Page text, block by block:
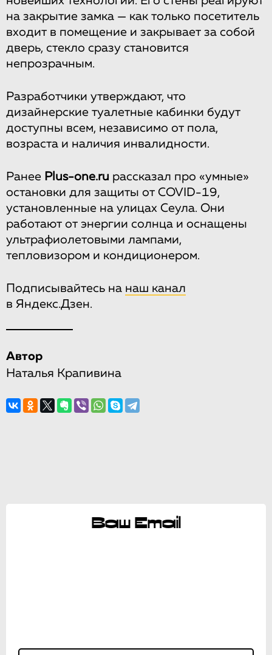
на закрытие замка — как только посетитель
входит в помещение и закрывает за собой
дверь, стекло сразу становится
непрозрачным.
Разработчики утверждают, что
дизайнерские туалетные кабинки будут
доступны всем, независимо от пола,
возраста и наличия инвалидности.
Ранее Plus-one.ru рассказал про «умные»
остановки для защиты от COVID-19,
установленные на улицах Сеула. Они
работают от энергии солнца и оснащены
ультрафиолетовыми лампами,
тепловизором и кондиционером.
Подписывайтесь на наш канал
в Яндекс.Дзен.
Автор
Наталья Крапивина
Ваш Email